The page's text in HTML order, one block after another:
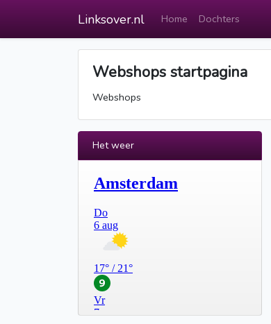
Linksover.nl Home Dochters
Webshops startpagina
Webshops
Het weer